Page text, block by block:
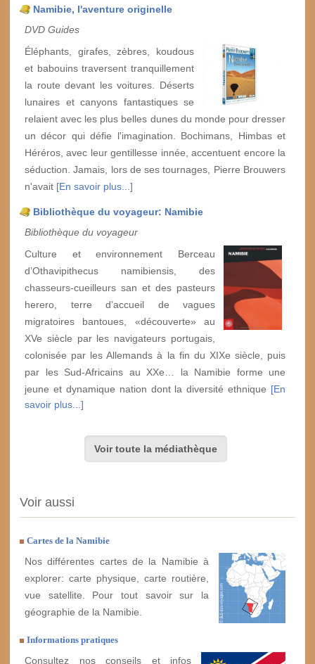
Namibie, l'aventure originelle
DVD Guides
Éléphants, girafes, zèbres, koudous
et babouins traversent tranquillement
la route devant les voitures. Déserts
lunaires et canyons fantastiques se
relaient avec les plus belles dunes du monde pour dresser
un décor qui défie l'imagination. Bochimans, Himbas et
Héréros, avec leur gentillesse innée, accentuent encore la
séduction. Jamais, lors de ses tournages, Pierre Brouwers
n'avait [En savoir plus...]
Bibliothèque du voyageur: Namibie
Bibliothèque du voyageur
Culture et environnement Berceau
d’Othavipithecus namibiensis, des
chasseurs-cueilleurs san et des pasteurs
herero, terre d’accueil de vagues
migratoires bantoues, «découverte» au
XVe siècle par les navigateurs portugais,
colonisée par les Allemands à la fin du XIXe siècle, puis
par les Sud-Africains au XXe… la Namibie forme une
jeune et dynamique nation dont la diversité ethnique [En
savoir plus...]
Voir toute la médiathèque
Voir aussi
Cartes de la Namibie
Nos différentes cartes de la Namibie à
explorer: carte physique, carte routière,
vue satellite. Pour tout savoir sur la
géographie de la Namibie.
Informations pratiques
Consultez nos conseils et infos